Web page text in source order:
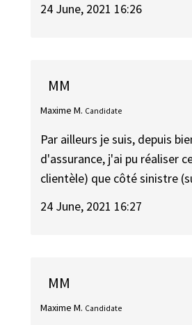
24 June, 2021 16:26
MM
Maxime M. Candidate
Par ailleurs je suis, depuis
d'assurance, j'ai pu réaliser
clientèle) que côté sinistre
24 June, 2021 16:27
MM
Maxime M. Candidate